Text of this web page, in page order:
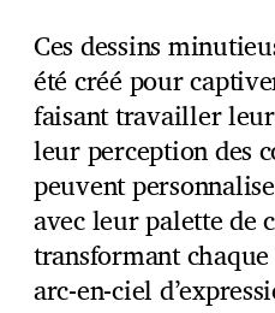
Ces dessins
été créé pour
faisant travailler
leur perception des
peuvent
avec leur palette de
transformant
arc-en-ciel